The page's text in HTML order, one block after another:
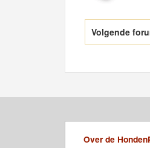
Volgende
Over de